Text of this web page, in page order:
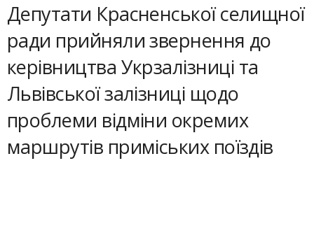
Депутати Красненської селищної
ради прийняли звернення до
керівництва Укрзалізниці та
Львівської залізниці щодо
проблеми відміни окремих
маршрутів приміських поїздів